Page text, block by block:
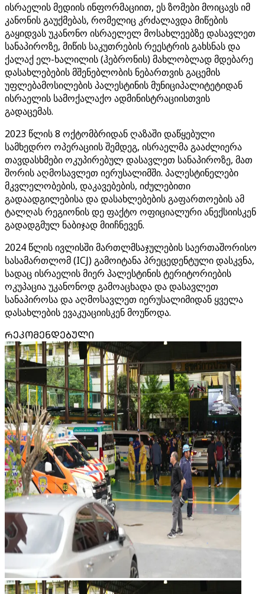
ისრაელის მედიის ინფორმაციით, ეს ზომები მოიცავს იმ
კანონის გაუქმებას, რომელიც კრძალავდა მიწების
გაყიდვას უკანონო ისრაელელ მოსახლეებზე დასავლეთ
სანაპიროზე, მიწის საკუთრების რეესტრის გახსნას და
ქალაქ ელ-ხალილის (ჰებრონის) მახლობლად მდებარე
დასახლებების მშენებლობის ნებართვის გაცემის
უფლებამოსილების პალესტინის მუნიციპალიტეტიდან
ისრაელის სამოქალაქო ადმინისტრაციისთვის
გადაცემას.
2023 წლის 8 ოქტომბრიდან ღაზაში დაწყებული
სამხედრო ოპერაციის შემდეგ, ისრაელმა გააძლიერა
თავდასხმები ოკუპირებულ დასავლეთ სანაპიროზე, მათ
შორის აღმოსავლეთ იერუსალიმში. პალესტინელები
მკვლელობების, დაკავებების, იძულებითი
გადაადგილებისა და დასახლებების გაფართოების ამ
ტალღას რეგიონის დე ფაქტო ოფიციალური ანექსიისკენ
გადადგმულ ნაბიჯად მიიჩნევენ.
2024 წლის ივლისში მართლმსაჯულების საერთაშორისო
სასამართლომ (ICJ) გამოიტანა პრეცედენტული დასკვნა,
სადაც ისრაელის მიერ პალესტინის ტერიტორიების
ოკუპაცია უკანონოდ გამოაცხადა და დასავლეთ
სანაპიროსა და აღმოსავლეთ იერუსალიმიდან ყველა
დასახლების ევაკუაციისკენ მოუწოდა.
ᲠᲔᲙᲝᲛᲔᲜᲓᲔᲑᲣᲚᲘ